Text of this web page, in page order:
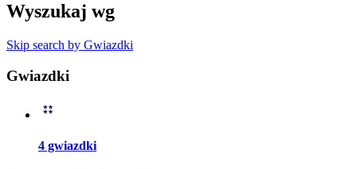
Wyszukaj wg
Skip search by Gwiazdki
Gwiazdki
4 gwiazdki